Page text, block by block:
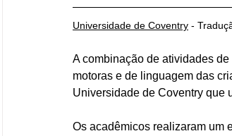
Universidade de Coventry -
A combinação de atividades
motoras e de linguagem das
Universidade de Coventry que
Os acadêmicos realizaram um